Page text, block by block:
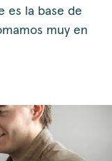
es la base de
muy en